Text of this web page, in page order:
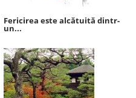
Fericirea este alcătuită dintr-
un...